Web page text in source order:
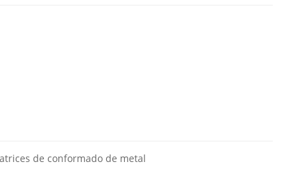
de conformado de metal